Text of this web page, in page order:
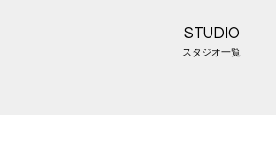
STUDIO
スタジオ一覧